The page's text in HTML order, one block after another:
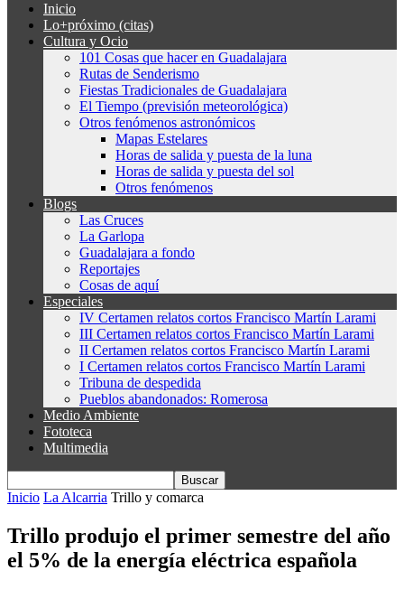
Inicio
Lo+próximo (citas)
Cultura y Ocio
101 Cosas que hacer en Guadalajara
Rutas de Senderismo
Fiestas Tradicionales de Guadalajara
El Tiempo (previsión meteorológica)
Otros fenómenos astronómicos
Mapas Estelares
Horas de salida y puesta de la luna
Horas de salida y puesta del sol
Otros fenómenos
Blogs
Las Cruces
La Garlopa
Guadalajara a fondo
Reportajes
Cosas de aquí
Especiales
IV Certamen relatos cortos Francisco Martín Larami
III Certamen relatos cortos Francisco Martín Larami
II Certamen relatos cortos Francisco Martín Larami
I Certamen relatos cortos Francisco Martín Larami
Tribuna de despedida
Pueblos abandonados: Romerosa
Medio Ambiente
Fototeca
Multimedia
Inicio La Alcarria Trillo y comarca
Trillo produjo el primer semestre del año
el 5% de la energía eléctrica española